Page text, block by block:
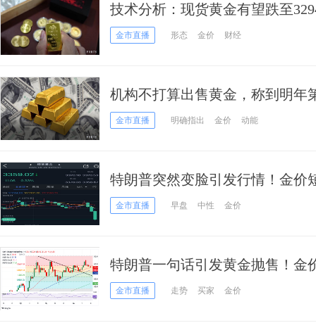
技术分析：现货黄金有望跌至
金市直播 形态 金价 财经
机构不打算出售黄金，称到明年
4200美元
金市直播 明确指出 金价 动能
特朗普突然变脸引发行情！金价
析师黄金前景技术分析
金市直播 早盘 中性 金价
特朗普一句话引发黄金抛售！金
高级分析师金价技术分析
金市直播 走势 买家 金价